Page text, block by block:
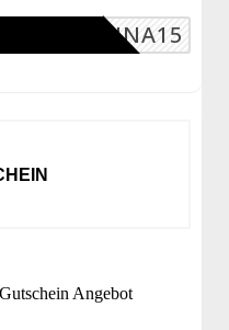
TINA15
Angebot